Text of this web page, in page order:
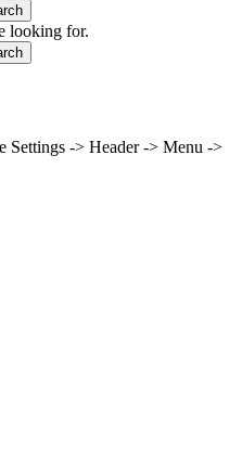
looking for.
Settings -> Header -> Menu ->